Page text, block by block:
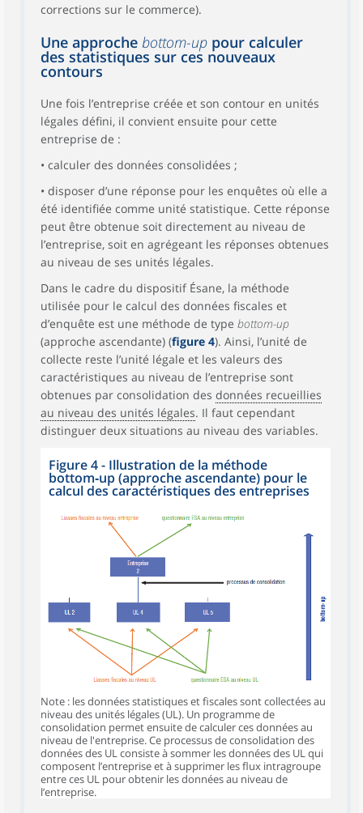
corrections sur le commerce).
Une approche bottom-up pour calculer
des statistiques sur ces nouveaux
contours
Une fois l’entreprise créée et son contour en unités
légales défini, il convient ensuite pour cette
entreprise de :
• calculer des données consolidées ;
• disposer d’une réponse pour les enquêtes où elle a
été identifiée comme unité statistique. Cette réponse
peut être obtenue soit directement au niveau de
l’entreprise, soit en agrégeant les réponses obtenues
au niveau de ses unités légales.
Dans le cadre du dispositif Ésane, la méthode
utilisée pour le calcul des données fiscales et
d’enquête est une méthode de type bottom-up
(approche ascendante) (figure 4). Ainsi, l’unité de
collecte reste l’unité légale et les valeurs des
caractéristiques au niveau de l’entreprise sont
obtenues par consolidation des données recueillies
au niveau des unités légales. Il faut cependant
distinguer deux situations au niveau des variables.
Figure 4 - Illustration de la méthode
bottom‑up (approche ascendante) pour le
calcul des caractéristiques des entreprises
Note : les données statistiques et fiscales sont collectées au
niveau des unités légales (UL). Un programme de
consolidation permet ensuite de calculer ces données au
niveau de l'entreprise. Ce processus de consolidation des
données des UL consiste à sommer les données des UL qui
composent l’entreprise et à supprimer les flux intragroupe
entre ces UL pour obtenir les données au niveau de
l’entreprise.